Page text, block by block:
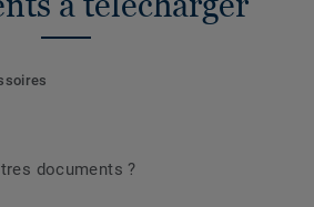
documents ?